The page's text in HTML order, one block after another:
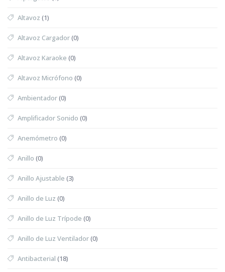
Altavoz (1)
Altavoz Cargador(0)
Altavoz Karaoke (0)
Altavoz Micrófono (0)
Ambientador(0)
Amplificador Sonido (0)
Anemómetro (0)
Anillo (0)
Anillo Ajustable (3)
Anillo de Luz (0)
Anillo de Luz Trípode (0)
Anillo de Luz Ventilador(0)
Antibacterial (18)